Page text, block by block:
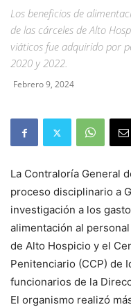
Los beneficios de
de las cárceles de Alto
viáticos fue adquirido por
2020 y 2022.
Febrero 9, 2024
La Contraloría General
proceso disciplinario a
investigación a los
alimentación al
de Alto Hospicio y el
Penitenciario (CCP) de
funcionarios de la
El organismo realizó